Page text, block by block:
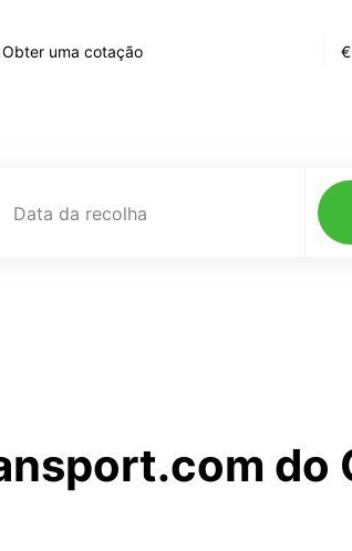
€
Obter uma cotação
Data da recolha
do